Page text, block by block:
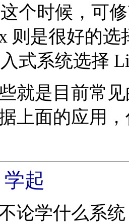
个时候，可
则是很好的选
式系统选择
些就是目前常
上面的应用
起
论学什么系